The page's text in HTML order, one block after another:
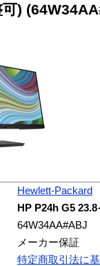
可)
Hewlett-Packard
HP P24h G5
64W34AA#ABJ
メーカー保証
特定商取引法に